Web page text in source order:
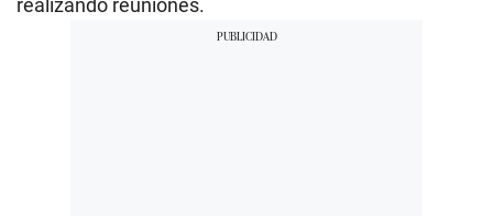
realizando reuniones.